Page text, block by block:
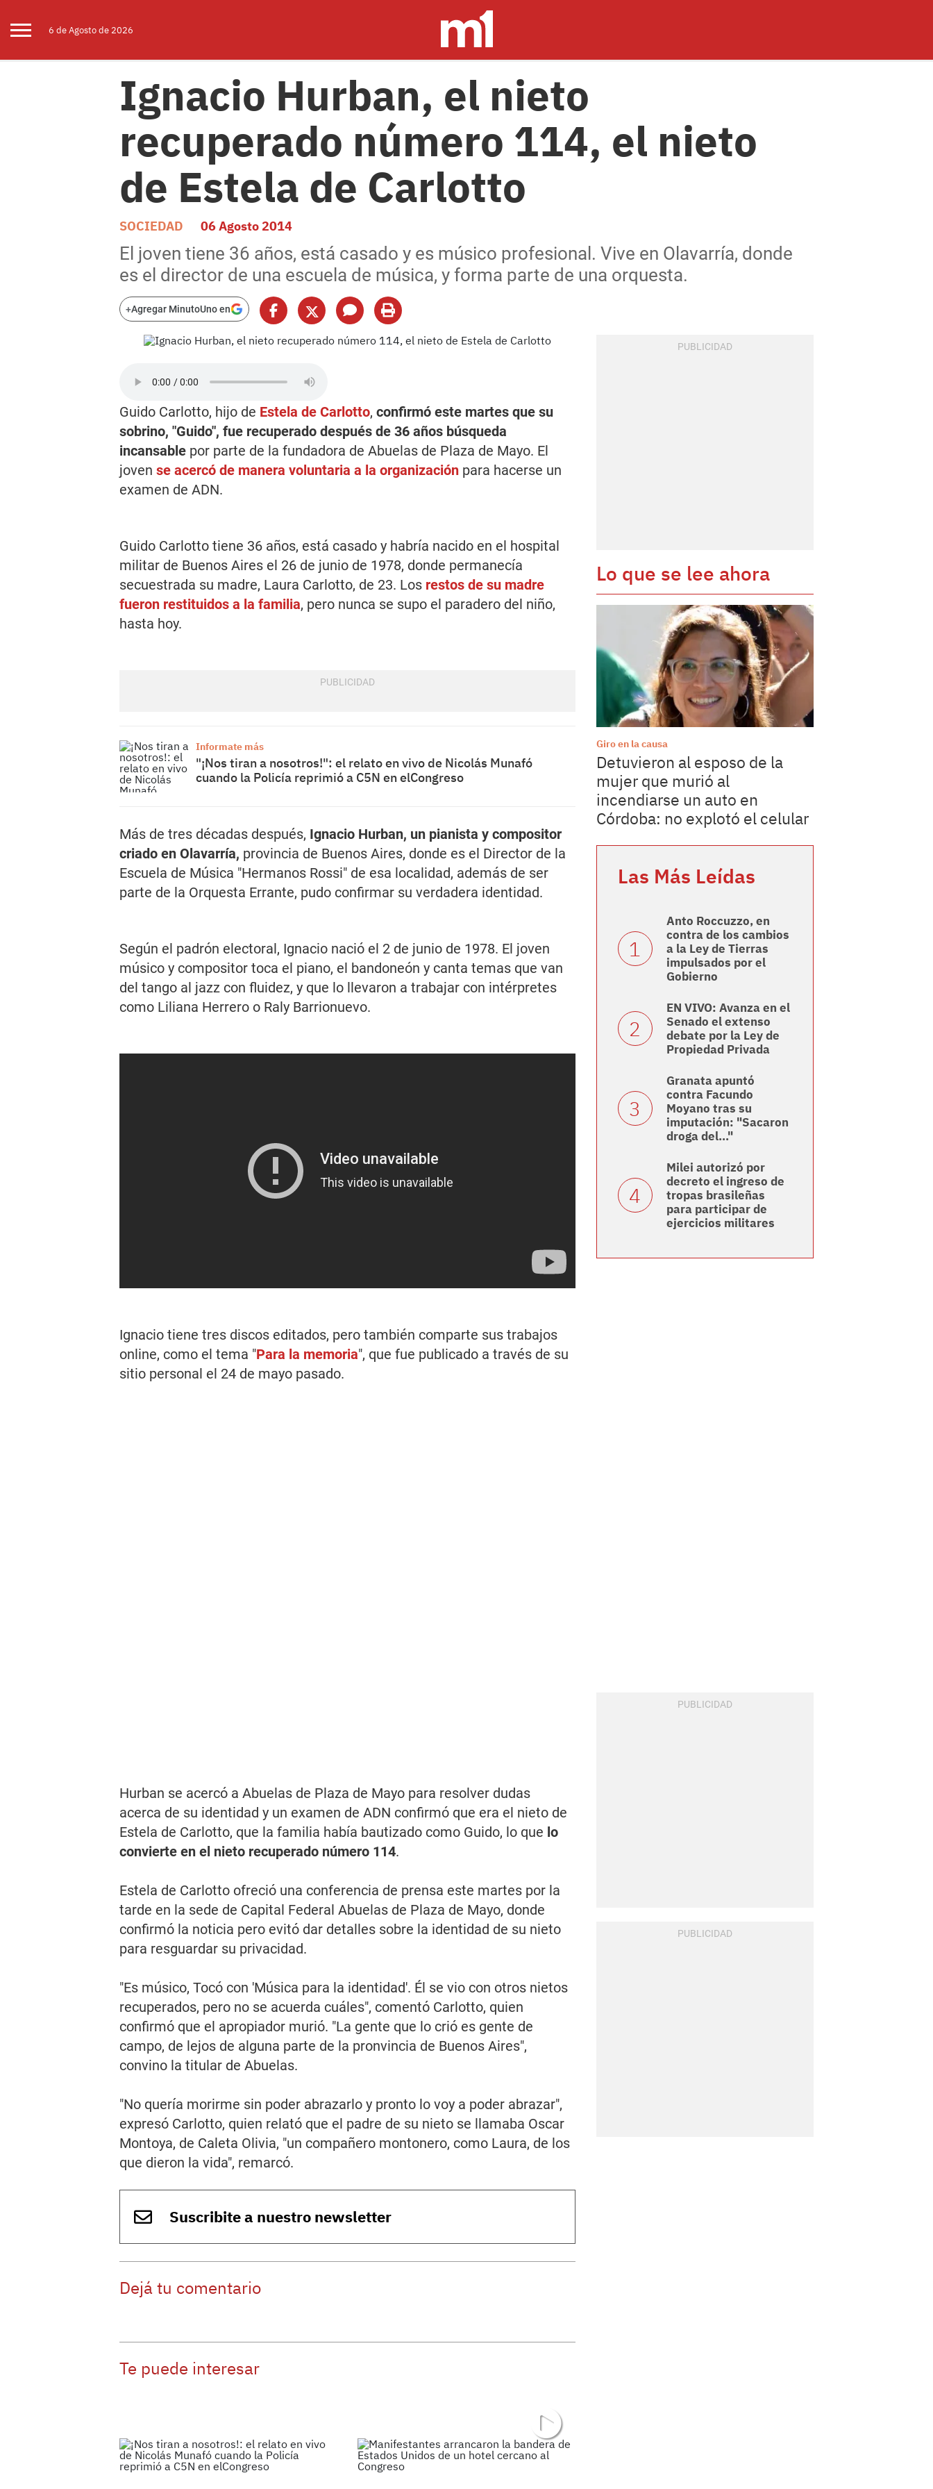
6 deAgostode 2026
Ignacio Hurban, el nieto
recuperado número 114, el nieto
de Estela de Carlotto
SOCIEDAD 06 Agosto 2014
El joven tiene 36 años, está casado y es músico profesional. Vive en Olavarría, donde
es el director de una escuela de música, y forma parte de una orquesta.
+Agregar MinutoUno en
Guido Carlotto, hijo de Estela de Carlotto, confirmó este martes que su
sobrino, "Guido", fue recuperado después de 36 años búsqueda
incansable por parte de la fundadora de Abuelas de Plaza de Mayo. El
joven se acercó de manera voluntaria a la organización para hacerse un
examen de ADN.
Guido Carlotto tiene 36 años, está casado y habría nacido en el hospital
militar de Buenos Aires el 26 de junio de 1978, donde permanecía
secuestrada su madre, Laura Carlotto, de 23. Los restos de su madre
fueron restituidos a la familia, pero nunca se supo el paradero del niño,
hasta hoy.
Informate más
"¡Nos tiran a nosotros!": el relato en vivo de Nicolás Munafó
cuando la Policía reprimió a C5N en elCongreso
Más de tres décadas después, Ignacio Hurban, un pianista y compositor
criado en Olavarría, provincia de Buenos Aires, donde es el Director de la
Escuela de Música "Hermanos Rossi" de esa localidad, además de ser
parte de la Orquesta Errante, pudo confirmar su verdadera identidad.
Según el padrón electoral, Ignacio nació el 2 de junio de 1978. El joven
músico y compositor toca el piano, el bandoneón y canta temas que van
del tango al jazz con fluidez, y que lo llevaron a trabajar con intérpretes
como Liliana Herrero o Raly Barrionuevo.
Ignacio tiene tres discos editados, pero también comparte sus trabajos
online, como el tema "Para la memoria", que fue publicado a través de su
sitio personal el 24 de mayo pasado.
Hurban se acercó a Abuelas de Plaza de Mayo para resolver dudas
acerca de su identidad y un examen de ADN confirmó que era el nieto de
Estela de Carlotto, que la familia había bautizado como Guido, lo que lo
convierte en el nieto recuperado número 114.
Estela de Carlotto ofreció una conferencia de prensa este martes por la
tarde en la sede de Capital Federal Abuelas de Plaza de Mayo, donde
confirmó la noticia pero evitó dar detalles sobre la identidad de su nieto
para resguardar su privacidad.
"Es músico, Tocó con 'Música para la identidad'. Él se vio con otros nietos
recuperados, pero no se acuerda cuáles", comentó Carlotto, quien
confirmó que el apropiador murió. "La gente que lo crió es gente de
campo, de lejos de alguna parte de la pronvincia de Buenos Aires",
convino la titular de Abuelas.
"No quería morirme sin poder abrazarlo y pronto lo voy a poder abrazar",
expresó Carlotto, quien relató que el padre de su nieto se llamaba Oscar
Montoya, de Caleta Olivia, "un compañero montonero, como Laura, de los
que dieron la vida", remarcó.
Suscribite a nuestro newsletter
Dejá tu comentario
Te puede interesar
Lo que se lee ahora
Giro en la causa
Detuvieron al esposo de la
mujer que murió al
incendiarse un auto en
Córdoba: no explotó el celular
Las Más Leídas
Anto Roccuzzo, en
contra de los cambios
a la Ley de Tierras
impulsados por el
Gobierno
EN VIVO: Avanza en el
Senado el extenso
debate por la Ley de
Propiedad Privada
Granata apuntó
contra Facundo
Moyano tras su
imputación: "Sacaron
droga del..."
Milei autorizó por
decreto el ingreso de
tropas brasileñas
para participar de
ejercicios militares